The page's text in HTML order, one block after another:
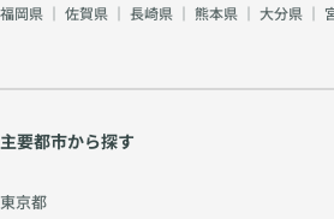
福岡県 ｜ 佐賀県 ｜ 長崎県 ｜ 熊本県 ｜ 大分県 ｜
主要都市から探す
東京都